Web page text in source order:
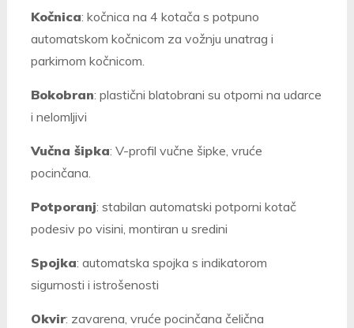
Kočnica: kočnica na 4 kotača s potpuno
automatskom kočnicom za vožnju unatrag i
parkirnom kočnicom.
Bokobran: plastični blatobrani su otporni na udarce
i nelomljivi
Vučna šipka: V-profil vučne šipke, vruće
pocinčana.
Potporanj: stabilan automatski potporni kotač
podesiv po visini, montiran u sredini
Spojka: automatska spojka s indikatorom
sigurnosti i istrošenosti
Okvir: zavarena, vruće pocinčana čelična